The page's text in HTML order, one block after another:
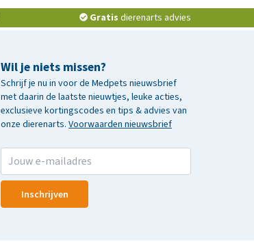
Gratis dierenarts advies
Wil je niets missen?
Schrijf je nu in voor de Medpets nieuwsbrief
met daarin de laatste nieuwtjes, leuke acties,
exclusieve kortingscodes en tips & advies van
onze dierenarts. Voorwaarden nieuwsbrief
Inschrijven